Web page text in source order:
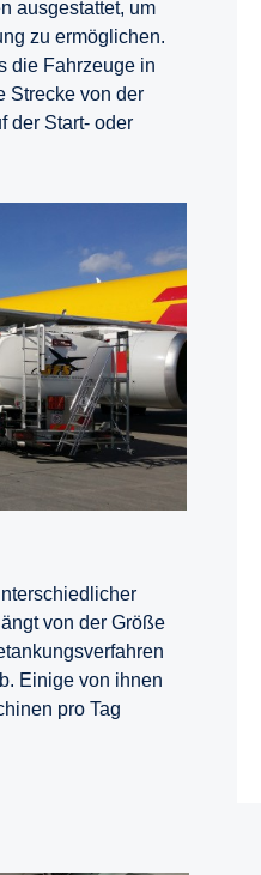
ausgestattet, um
zu ermöglichen.
die Fahrzeuge in
Strecke von der
der Start- oder
von der Größe
Einige von ihnen
pro Tag